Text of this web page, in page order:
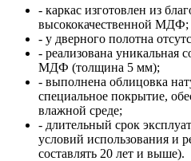
- каркас изготовлен из
высококачественной МДФ;
- у дверного полотна
- реализована уникальная
МДФ (толщина 5 мм);
- выполнена облицовка
специальное покрытие,
влажной среде;
- длительный срок
условий использования и
составлять 20 лет и выше).